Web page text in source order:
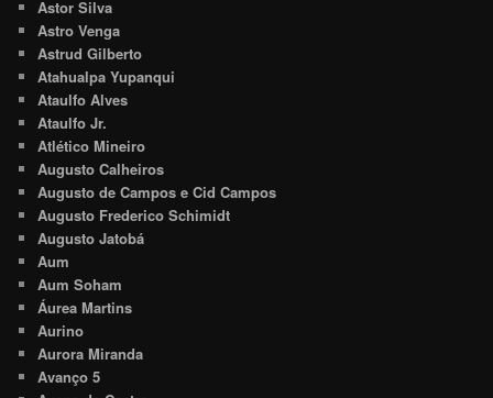
Astor Silva
Astro Venga
Astrud Gilberto
Atahualpa Yupanqui
Ataulfo Alves
Ataulfo Jr.
Atlético Mineiro
Augusto Calheiros
Augusto de Campos e Cid Campos
Augusto Frederico Schimidt
Augusto Jatobá
Aum
Aum Soham
Áurea Martins
Aurino
Aurora Miranda
Avanço 5